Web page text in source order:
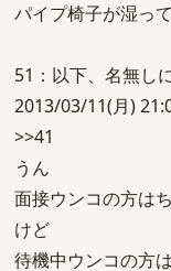
パイプ椅子が湿っ
51：以下、名無し
2013/03/11(月)
>>41
うん
面接ウンコの方は
けど
待機中ウンコの方